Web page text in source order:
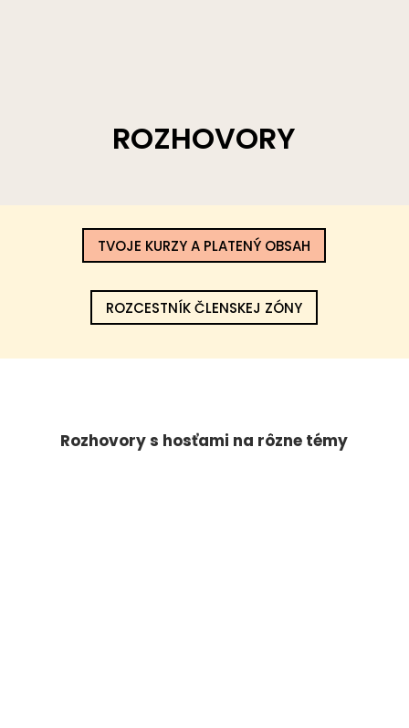
ROZHOVORY
TVOJE KURZY A PLATENÝ OBSAH
ROZCESTNÍK ČLENSKEJ ZÓNY
Rozhovory s hosťami na rôzne témy